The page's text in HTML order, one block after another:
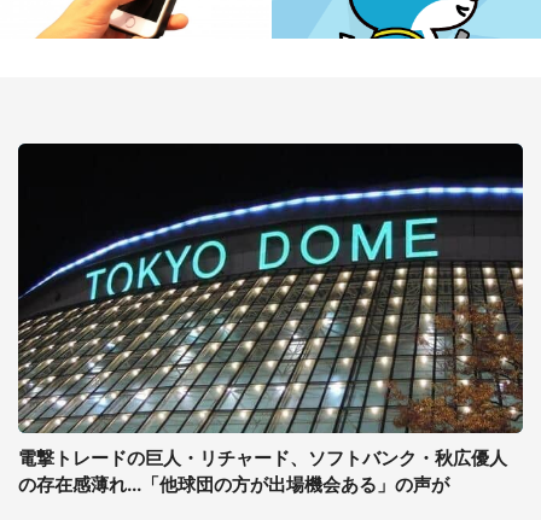
電撃トレードの巨人・リチャード、ソフトバンク・秋広優人
の存在感薄れ...「他球団の方が出場機会ある」の声が